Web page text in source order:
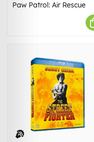
Paw Patrol: Air Rescue